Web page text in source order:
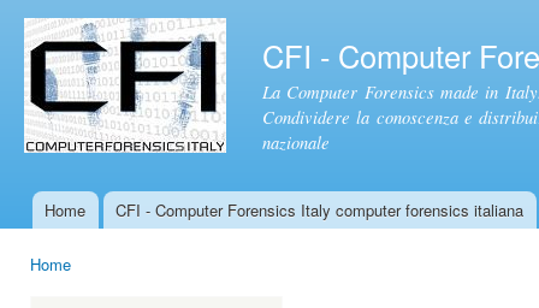
CFI - Computer
La Computer Forensics made in
Condividere la conoscenza e
nazionale
Menu principale
Home CFI - Computer Forensics Italy computer forensics italiana
Home